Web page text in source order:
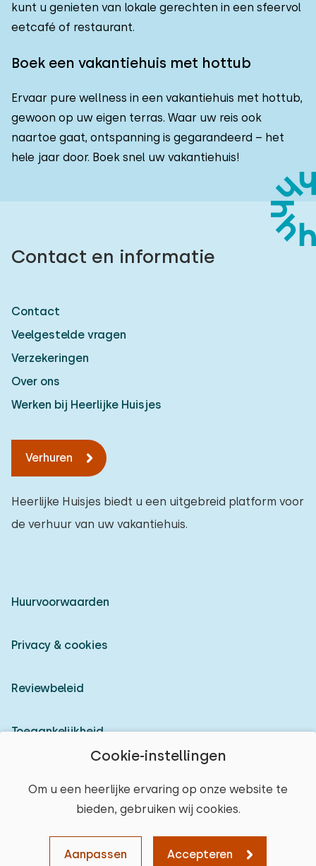
Cookie-instellingen
Om u een heerlijke ervaring op onze website te
bieden, gebruiken wij cookies.
Aanpassen Accepteren
Wissen Verder
kunt u genieten van lokale gerechten in een sfeervol
eetcafé of restaurant.
Boek een vakantiehuis met hottub
Ervaar pure wellness in een vakantiehuis met hottub,
gewoon op uw eigen terras. Waar uw reis ook
naartoe gaat, ontspanning is gegarandeerd – het
hele jaar door. Boek snel uw vakantiehuis!
Kaart Sorteren
Contact en informatie
Contact
Veelgestelde vragen
Verzekeringen
Over ons
Werken bij Heerlijke Huisjes
Verhuren
Heerlijke Huisjes biedt u een uitgebreid platform voor
de verhuur van uw vakantiehuis.
Huurvoorwaarden
Privacy & cookies
Reviewbeleid
Toegankelijkheid
© 2026 Heerlijke Huisjes (geregistreerd merk)